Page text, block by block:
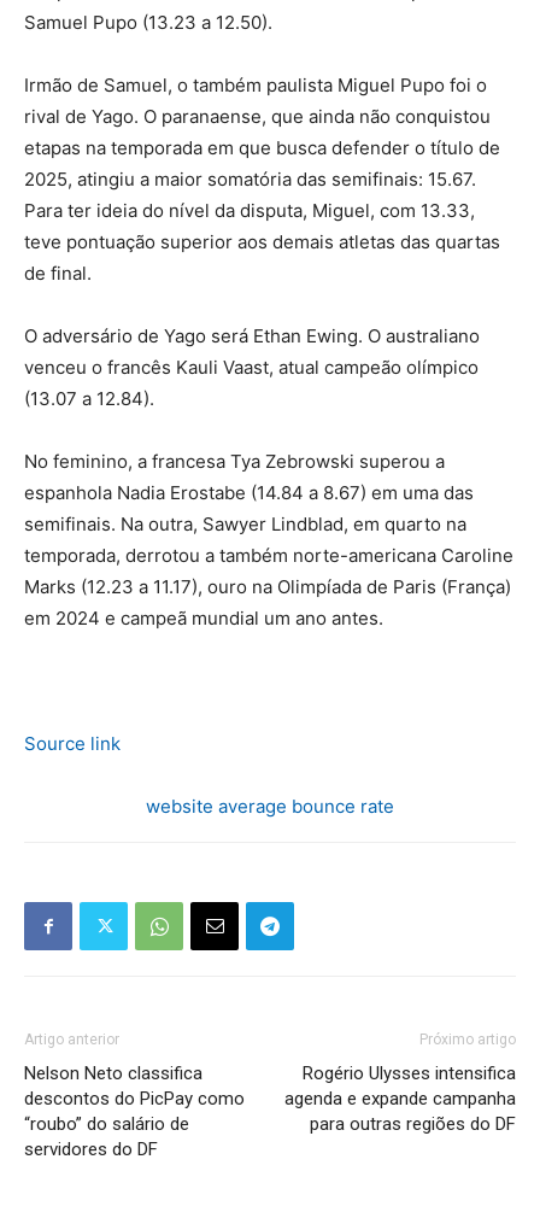
Samuel Pupo (13.23 a 12.50).
Irmão de Samuel, o também paulista Miguel Pupo foi o
rival de Yago. O paranaense, que ainda não conquistou
etapas na temporada em que busca defender o título de
2025, atingiu a maior somatória das semifinais: 15.67.
Para ter ideia do nível da disputa, Miguel, com 13.33,
teve pontuação superior aos demais atletas das quartas
de final.
O adversário de Yago será Ethan Ewing. O australiano
venceu o francês Kauli Vaast, atual campeão olímpico
(13.07 a 12.84).
No feminino, a francesa Tya Zebrowski superou a
espanhola Nadia Erostabe (14.84 a 8.67) em uma das
semifinais. Na outra, Sawyer Lindblad, em quarto na
temporada, derrotou a também norte-americana Caroline
Marks (12.23 a 11.17), ouro na Olimpíada de Paris (França)
em 2024 e campeã mundial um ano antes.
Source link
website average bounce rate
Artigo anterior
Nelson Neto classifica
descontos do PicPay como
“roubo” do salário de
servidores do DF
Próximo artigo
Rogério Ulysses intensifica
agenda e expande campanha
para outras regiões do DF